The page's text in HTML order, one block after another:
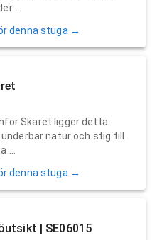
...
denna stuga →
Skäret ligger detta
natur och stig till
denna stuga →
| SE06015